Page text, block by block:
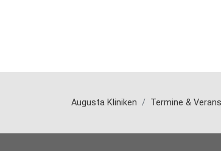
Augusta Kliniken Termine &